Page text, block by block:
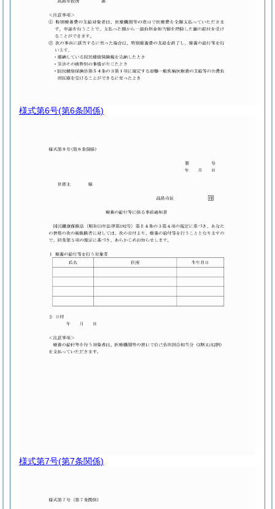
様式第6号(第6条関係)
様式第7号(第7条関係)